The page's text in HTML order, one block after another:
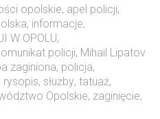
opolskie, apel policji,
, informacje,
W OPOLU,
policji, Mihail Lipatov
zaginiona, policja,
rysopis, służby, tatuaż,
Opolskie, zaginięcie,